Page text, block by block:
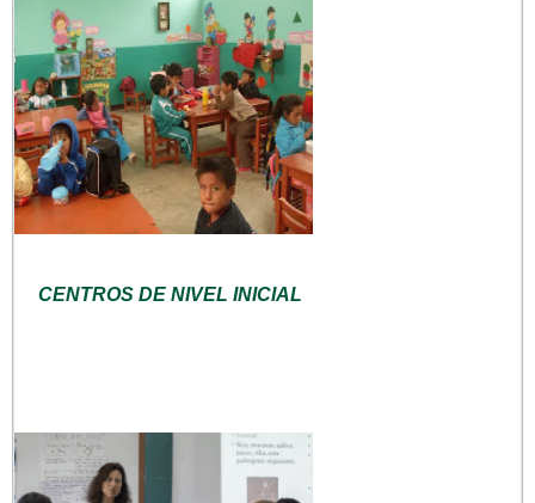
CENTROS DE NIVEL INICIAL